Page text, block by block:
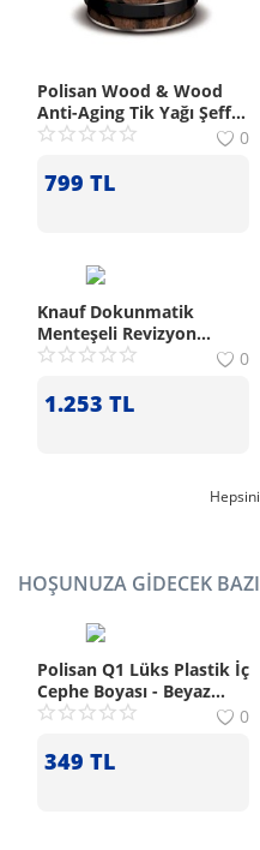
Polisan Wood & Wood
Anti-Aging Tik Yağı Şeffaf
0.75 L
0
799 TL
Knauf Dokunmatik
Menteşeli Revizyon
Kapağı (40x100 cm)
0
1.253 TL
HOŞUNUZA GIDECEK
Polisan Q1 Lüks Plastik İç
Cephe Boyası - Beyaz
Kum
0
349 TL